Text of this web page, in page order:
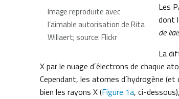
Image reproduite avec
l’aimable autorisation de Rita
Willaert; source: Flickr
Les
dont
de
La
X par le nuage d´électrons de chaque
Cependant, les atomes d´hydrogène
bien les rayons X (Figure 1a, ci-